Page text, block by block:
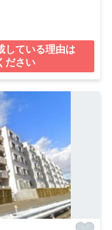
している理由は
ださい